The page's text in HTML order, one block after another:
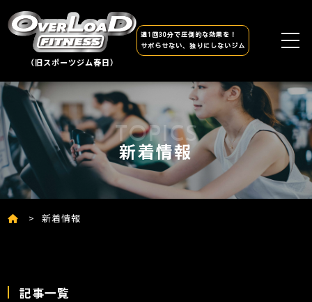
（旧スポーツジム春日）
週1回30分で圧倒的な効果を！
サボらせない、独りにしないジム
新着情報
新着情報
記事一覧